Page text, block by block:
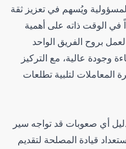
ويُسهم في تعزيز ثقة
الوقت ذاته على أهمية
بروح الفريق الواحد
وجودة عالية، مع التركيز
المعاملات لتلبية تطلعات
أي صعوبات قد تواجه سير
قيادة المصلحة لتقديم